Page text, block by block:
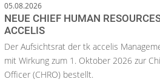
05.08.2026
NEUE CHIEF HUMAN
ACCELIS
Der Aufsichtsrat der tk accelis
mit Wirkung zum 1. Oktober 2026 zur
Officer (CHRO) bestellt.